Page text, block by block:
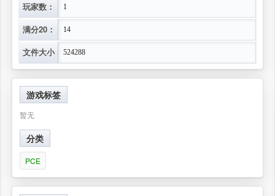
玩家数： 1
满分20： 14
文件大小： 524288
游戏标签
暂无
分类
PCE